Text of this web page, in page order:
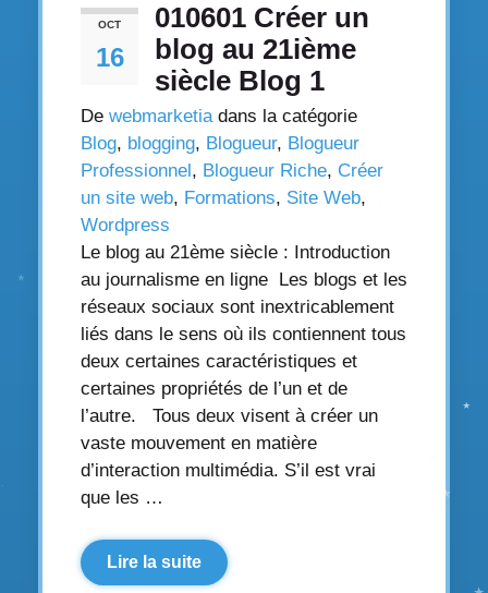
OCT
16
010601 Créer un
blog au 21ième
siècle Blog 1
De webmarketiadans la catégorie
Blog, blogging, Blogueur, Blogueur
Professionnel , Blogueur Riche, Créer
un site web, Formations, Site Web,
Wordpress
Le blog au 21ème siècle : Introduction
au journalisme en ligne Les blogs et les
réseaux sociaux sont inextricablement
liés dans le sens où ils contiennent tous
deux certaines caractéristiques et
certaines propriétés de l’un et de
l’autre. Tous deux visent à créer un
vaste mouvement en matière
d’interaction multimédia. S’il est vrai
que les …
Lire la suite